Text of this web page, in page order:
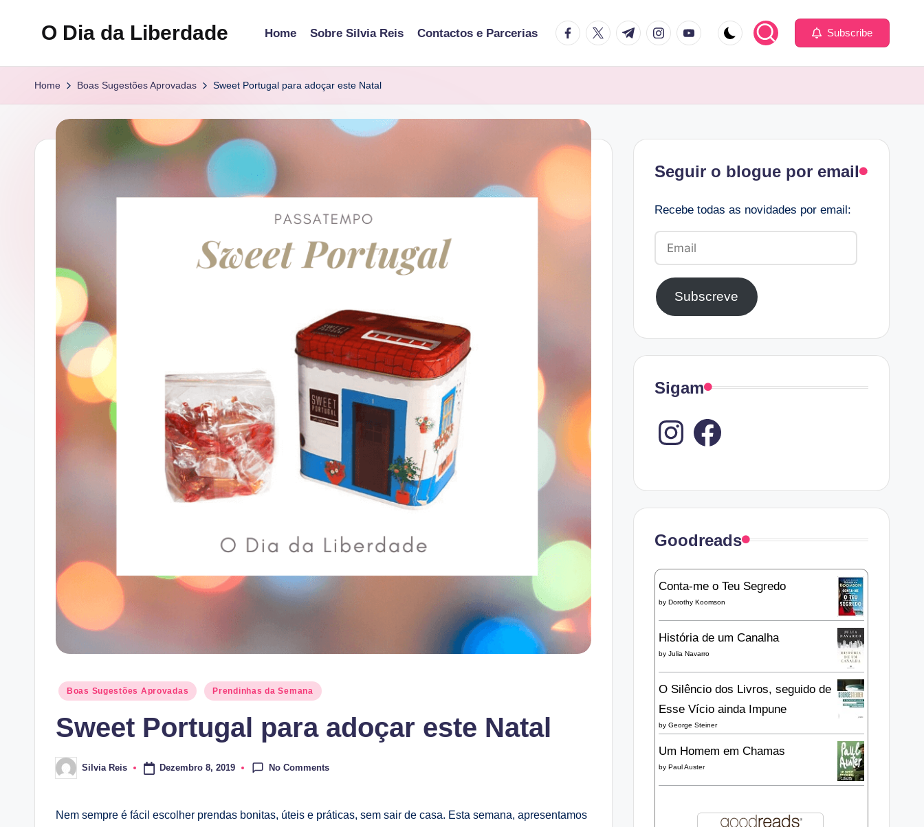
O Dia da Liberdade Home Sobre Silvia Reis Contactos e Parcerias facebook.com
twitter.com
t.me instagram.com
youtube.com Subscribe
Home Boas Sugestões Aprovadas Sweet Portugal para adoçar este Natal
Posted
Boas Sugestões Aprovadas Prendinhas da Semana
Sweet Portugal para adoçar este Natal
Posted
by
Silvia Reis Dezembro 8, 2019 No Comments
Nem sempre é fácil escolher prendas bonitas, úteis e práticas, sem sair de casa. Esta semana, apresentamos
Seguir o blogue por email
Recebe todas as novidades por email:
Email
Subscreve
Sigam
Instagram
Goodreads
Conta-me o Teu Segredo
by Dorothy Koomson
História de um Canalha
by Julia Navarro
O Silêncio dos Livros, seguido de
Esse Vício ainda Impune
by George Steiner
Um Homem em Chamas
by Paul Auster